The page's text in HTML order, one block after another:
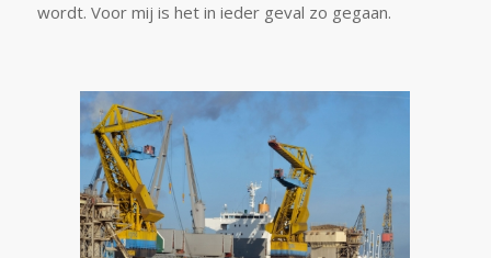
wordt. Voor mij is het in ieder geval zo gegaan.